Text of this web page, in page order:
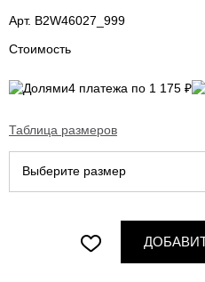
Арт. B2W46027_999
Стоимость
4 платежа по 1 175 ₽
Таблица размеров
Выберите размер